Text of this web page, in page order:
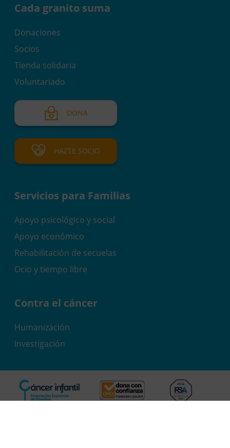
Cada granito suma
Donaciones
Socios
Tienda solidaria
Voluntariado
DONA
HAZTE SOCIO
Servicios para Familias
Apoyo psicológico y social
Apoyo económico
Rehabilitación de secuelas
Ocio y tiempo libre
Contra el cáncer
Humanización
Investigación